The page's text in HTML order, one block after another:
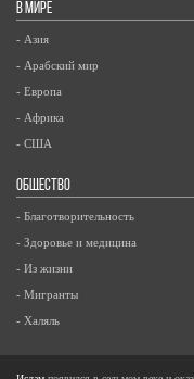
В МИРЕ
- Азия
- Арабский мир
- Европа
- Африка
- США
ОБЩЕСТВО
- Благотворительность
- Здоровье и медицина
- Из жизни
- Мигранты
- Халяль